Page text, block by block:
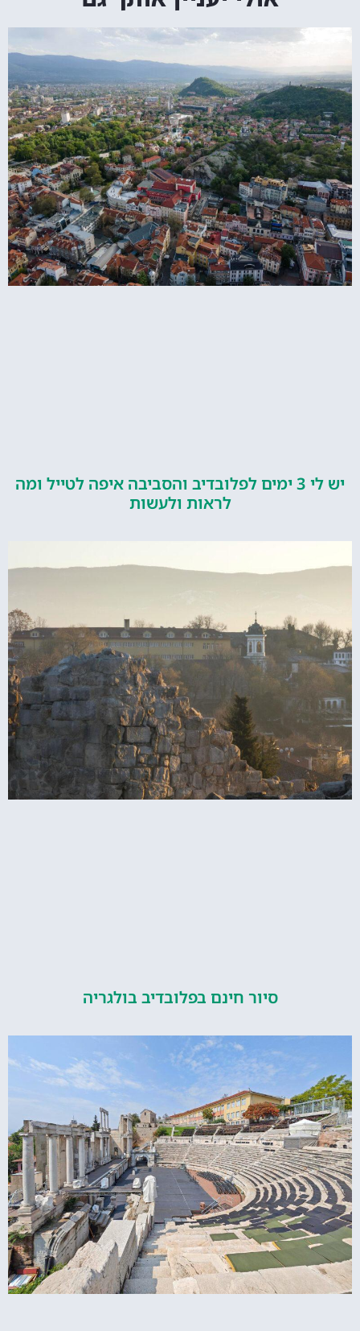
יש לי 3 ימים לפלובדיב והסביבה איפה לטייל ומה
לראות ולעשות
סיור חינם בפלובדיב בולגריה